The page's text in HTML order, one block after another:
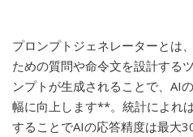
プロンプトジェネレーターとは
ための質問や命令文を設計する
ンプトが生成されることで、AI
幅に向上します**。統計によれ
することでAIの応答精度は最大